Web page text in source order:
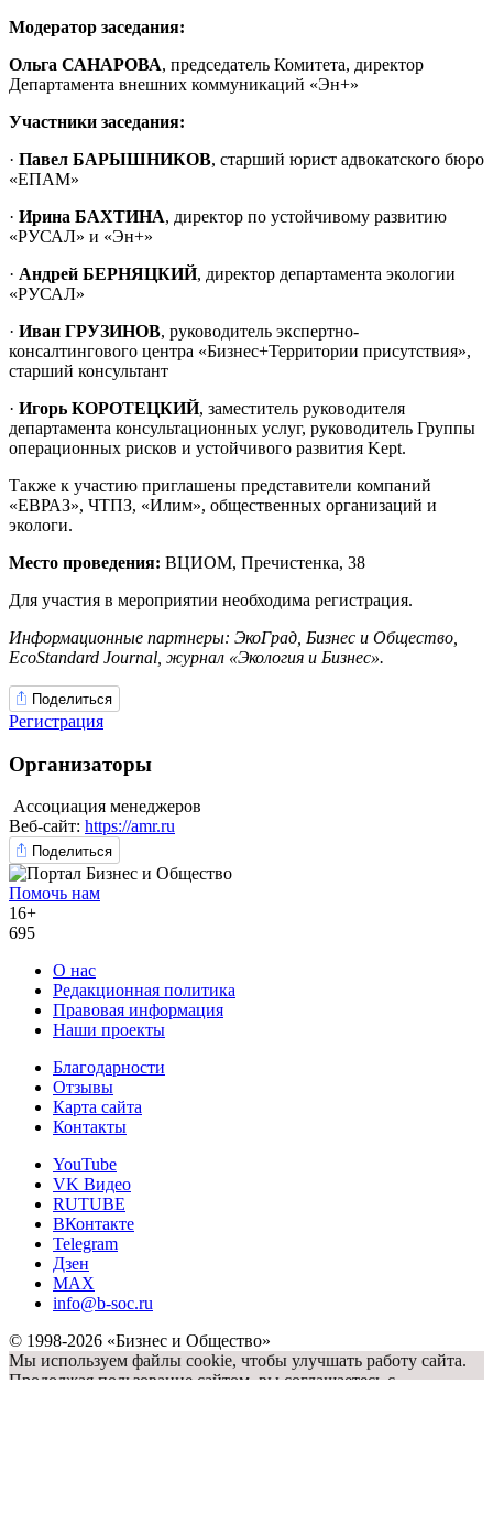
Модератор заседания:
Ольга САНАРОВА, председатель Комитета, директор
Департамента внешних коммуникаций «Эн+»
Участники заседания:
· Павел БАРЫШНИКОВ, старший юрист адвокатского бюро
«ЕПАМ»
· Ирина БАХТИНА, директор по устойчивому развитию
«РУСАЛ» и «Эн+»
· Андрей БЕРНЯЦКИЙ, директор департамента экологии
«РУСАЛ»
· Иван ГРУЗИНОВ, руководитель экспертно-
консалтингового центра «Бизнес+Территории присутствия»,
старший консультант
· Игорь КОРОТЕЦКИЙ, заместитель руководителя
департамента консультационных услуг, руководитель Группы
операционных рисков и устойчивого развития Kept.
Также к участию приглашены представители компаний
«ЕВРАЗ», ЧТПЗ, «Илим», общественных организаций и
экологи.
Место проведения: ВЦИОМ, Пречистенка, 38
Для участия в мероприятии необходима регистрация.
Информационные партнеры: ЭкоГрад, Бизнес и Общество,
EcoStandard Journal, журнал «Экология и Бизнес».
Поделиться
Регистрация
Организаторы
Ассоциация менеджеров
Веб-сайт: https://amr.ru
Поделиться
Помочь нам
16+
695
О нас
Редакционная политика
Правовая информация
Наши проекты
Благодарности
Отзывы
Карта сайта
Контакты
YouTube
VK Видео
RUTUBE
ВКонтакте
Telegram
Дзен
MAX
info@b-soc.ru
© 1998-2026 «Бизнес и Общество»
Мы используем файлы cookie, чтобы улучшать работу сайта.
Продолжая пользование сайтом, вы соглашаетесь с